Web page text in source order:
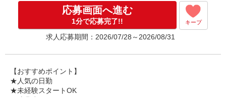
＼＼合計23万円以上可能／／
別途 交通費支給
応募画面へ進む
1分で応募完了!! キープ
求人応募期間：2026/07/28～2026/08/31
【おすすめポイント】
★人気の日勤
★未経験スタートOK